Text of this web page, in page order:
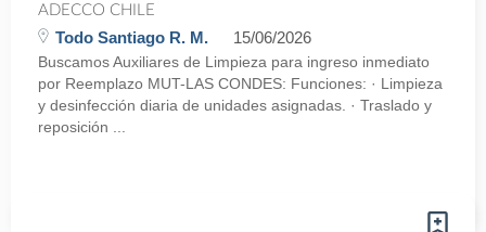
ADECCO CHILE
Todo Santiago R. M. 15/06/2026
Buscamos Auxiliares de Limpieza para ingreso inmediato
por Reemplazo MUT-LAS CONDES: Funciones: · Limpieza
y desinfección diaria de unidades asignadas. · Traslado y
reposición ...